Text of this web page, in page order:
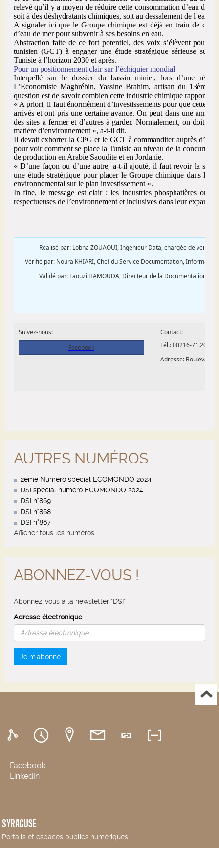
AUTRES NUMÉROS
2eme Numéro spécial ECOMONDO 2024
DSI spécial numéro ECOMONDO 2024
DSI n°869
DSI n°868
DSI n°867
Afficher tous les numéros
ABONNEZ-VOUS !
Abonnez-vous à la newsletter "DSI"
Adresse électronique
Je m'abonne
Facebook
LinkedIn
SYRACUSE
Portails et espaces publics numériques